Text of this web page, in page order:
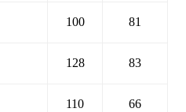
100 81
128 83
110 66